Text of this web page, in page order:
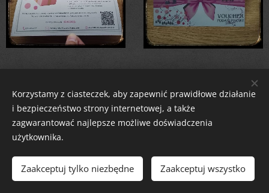
Zaciszny Zakątek Zawoja
Email:zaciszny.zakatek.zawoja@gmail.com |Tel:604-643-167 |2026
Odstąp od umowytutaj Ciasteczka
Korzystamy z ciasteczek, aby zapewnić prawidłowe działanie
i bezpieczeństwo strony internetowej, a także
zagwarantować najlepsze możliwe doświadczenia
użytkownika.
Zaakceptuj tylko niezbędne Zaakceptuj wszystko